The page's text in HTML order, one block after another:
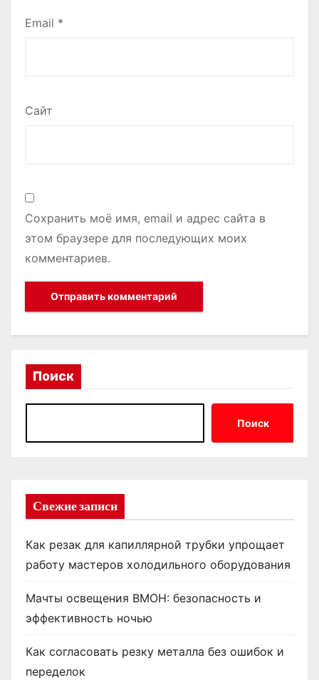
Email *
Сайт
Сохранить моё имя, email и адрес сайта в
этом браузере для последующих моих
комментариев.
Поиск
Поиск
Свежие записи
Как резак для капиллярной трубки упрощает
работу мастеров холодильного оборудования
Мачты освещения ВМОН: безопасность и
эффективность ночью
Как согласовать резку металла без ошибок и
переделок